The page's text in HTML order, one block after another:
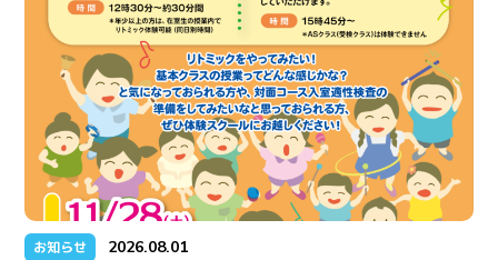
お知らせ 2026.08.01